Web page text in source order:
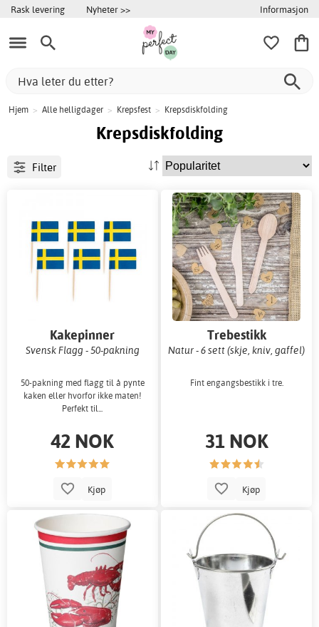
Rask levering Nyheter >> Informasjon
Hjem > Alle helligdager > Krepsfest > Krepsdiskfolding
Krepsdiskfolding
Filter
Kakepinner
Svensk Flagg - 50-pakning
50-pakning med flagg til å pynte
kaken eller hvorfor ikke maten!
Perfekt til...
42 NOK
Kjøp
Trebestikk
Natur - 6 sett (skje, kniv, gaffel)
Fint engangsbestikk i tre.
31 NOK
Kjøp